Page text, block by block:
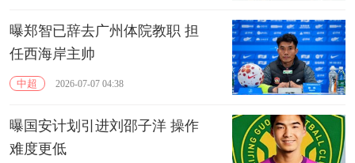
曝郑智已辞去广州体院教职 担
任西海岸主帅
中超 2026-07-07 04:38
曝国安计划引进刘邵子洋 操作
难度更低